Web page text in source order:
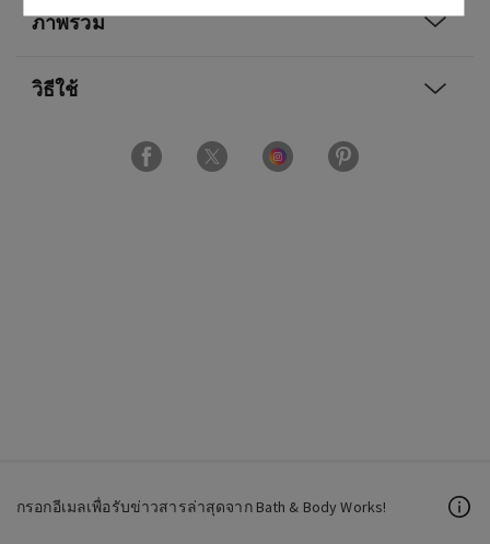
ภาพรวม
วิธีใช้
กรอกอีเมลเพื่อรับข่าวสารล่าสุดจาก Bath & Body Works!